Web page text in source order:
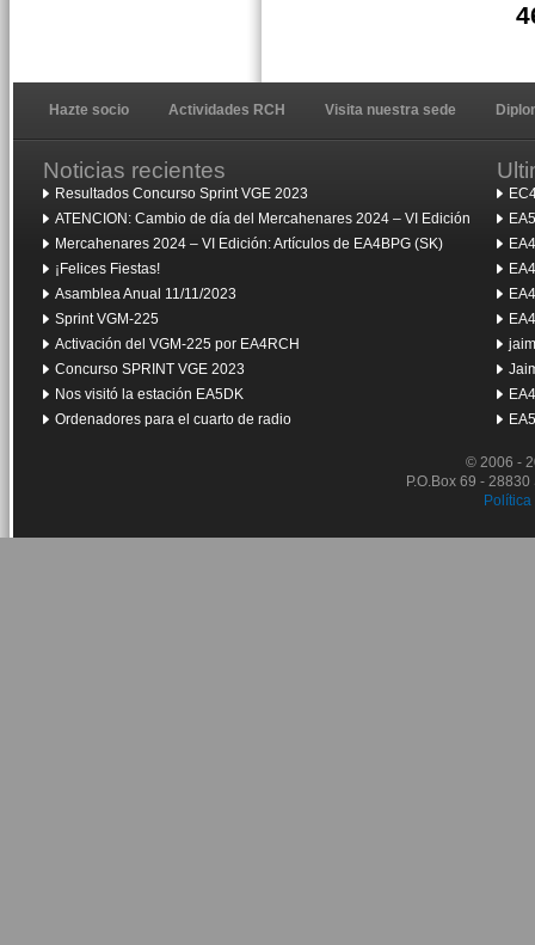
Hazte socio Actividades RCH Visita nuestra sede
Noticias recientes
Resultados Concurso Sprint VGE 2023
ATENCION: Cambio de día del Mercahenares 2024 – VI Edición
Mercahenares 2024 – VI Edición: Artículos de EA4BPG (SK)
¡Felices Fiestas!
Asamblea Anual 11/11/2023
Sprint VGM-225
Activación del VGM-225 por EA4RCH
Concurso SPRINT VGE 2023
Nos visitó la estación EA5DK
Ordenadores para el cuarto de radio
© 2006 -
P.O.Box 69 -